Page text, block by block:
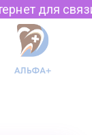
по Viber,